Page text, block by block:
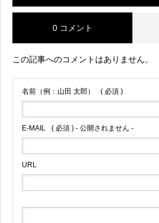
0 コメント
この記事へのコメントはありません。
名前（例：山田 太郎） ( 必須 )
E-MAIL ( 必須 ) - 公開されません -
URL